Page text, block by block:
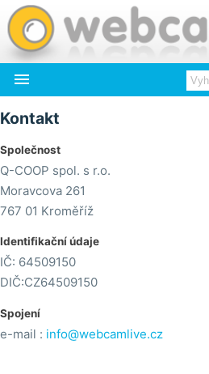

Kontakt
Společnost
Q-COOP spol. s r.o.
Moravcova 261
767 01 Kroměříž
Identifikační údaje
IČ: 64509150
DIČ:CZ64509150
Spojení
e-mail : info@webcamlive.cz